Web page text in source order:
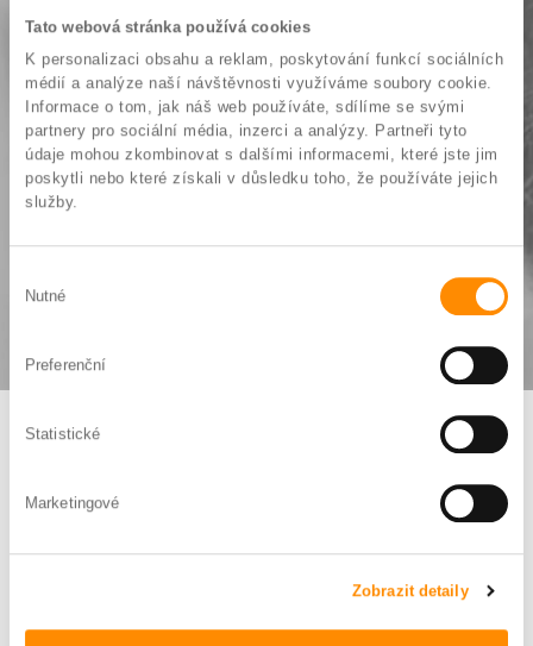
Tato webová stránka používá cookies
K personalizaci obsahu a reklam, poskytování funkcí sociálních
médií a analýze naší návštěvnosti využíváme soubory cookie.
Informace o tom, jak náš web používáte, sdílíme se svými
partnery pro sociální média, inzerci a analýzy. Partneři tyto
údaje mohou zkombinovat s dalšími informacemi, které jste jim
poskytli nebo které získali v důsledku toho, že používáte jejich
služby.
souhlasu
Nutné
Preferenční
Statistické
Marketingové
Zobrazit detaily
Motto: Profesionalita
a péče
To nejdůležitější
pro nás jste Vy a Vaše
Výhody
hysteroskopie a konizace